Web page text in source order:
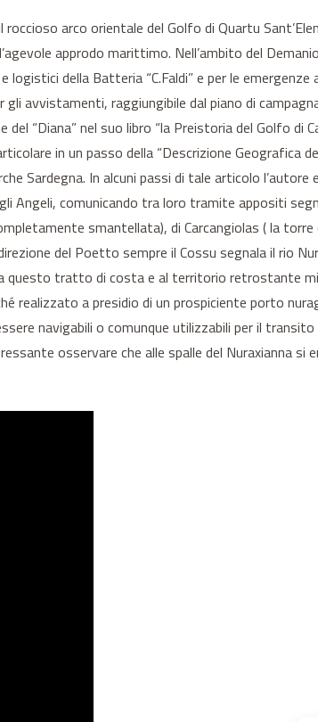
arco orientale del Golfo di Quartu
approdo marittimo. Nell’ambito del
logistici della Batteria “C.Faldi” e per le
avvistamenti, raggiungibile dal piano di
“Diana” nel suo libro “la Preistoria del Golfo di
in un passo della “Descrizione Geografica
Sardegna. In alcuni passi di tale articolo
Angeli, comunicando tra loro tramite appositi
smantellata), di Carcangiolas ( la
del Poetto sempre il Cossu segnala il rio
a questo tratto di costa e al territorio retrostante
realizzato a presidio di un prospiciente porto
navigabili o comunque utilizzabili per il
osservare che alle spalle del Nuraxianna si